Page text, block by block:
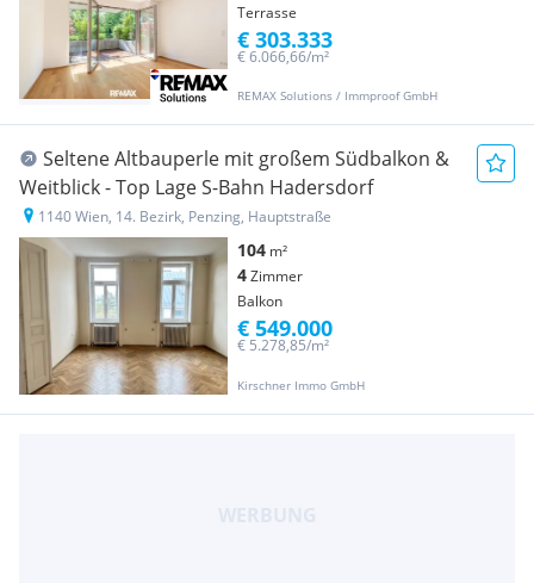
Terrasse
REMAX Solutions / Immproof GmbH
€ 6.066,66/m²
€ 303.333
Seltene Altbauperle mit großem Südbalkon &
Weitblick - Top Lage S-Bahn Hadersdorf
1140 Wien, 14. Bezirk, Penzing, Hauptstraße
104 m²
4Zimmer
Balkon
Kirschner Immo GmbH
€ 5.278,85/m²
€ 549.000